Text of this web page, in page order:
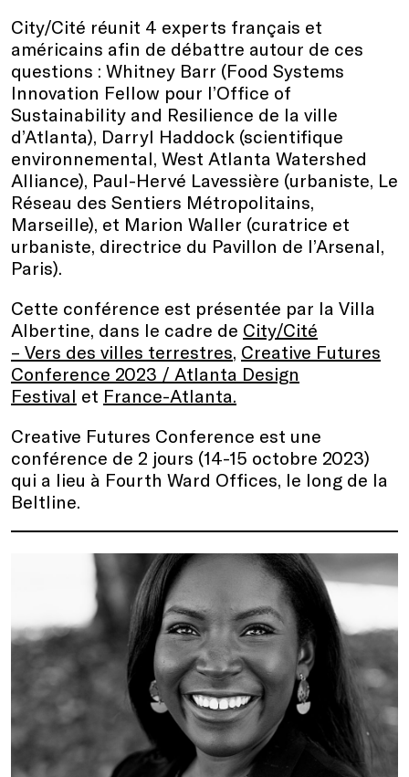
City/Cité réunit 4 experts français et
américains afin de débattre autour de ces
questions : Whitney Barr (Food Systems
Innovation Fellow pour l’Office of
Sustainability and Resilience de la ville
d’Atlanta), Darryl Haddock (scientifique
environnemental, West Atlanta Watershed
Alliance), Paul-Hervé Lavessière (urbaniste, Le
Réseau des Sentiers Métropolitains,
Marseille), et Marion Waller (curatrice et
urbaniste, directrice du Pavillon de l’Arsenal,
Paris).
Cette conférence est présentée par la Villa
Albertine, dans le cadre de City/Cité
– Vers des villes terrestres, Creative Futures
Conference 2023 / Atlanta Design
Festival et France-Atlanta.
Creative Futures Conference est une
conférence de 2 jours (14-15 octobre 2023)
qui a lieu à Fourth Ward Offices, le long de la
Beltline.